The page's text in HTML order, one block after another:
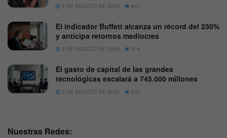
4 DE AGOSTO DE 2026 641
El indicador Buffett alcanza un récord del 230%
y anticipa retornos mediocres
3 DE AGOSTO DE 2026 574
El gasto de capital de las grandes
tecnológicas escalará a 745.000 millones
3 DE AGOSTO DE 2026 545
Nuestras Redes: